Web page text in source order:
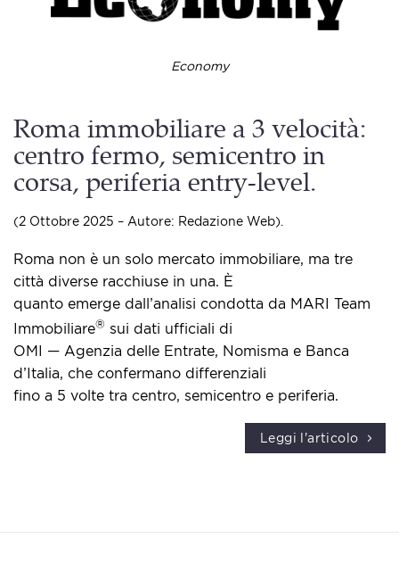
Economy
Roma immobiliare a 3 velocità:
centro fermo, semicentro in
corsa, periferia entry-level.
(2 Ottobre 2025 – Autore: Redazione Web).
Roma non è un solo mercato immobiliare, ma tre
città diverse racchiuse in una. È
quanto emerge dall’analisi condotta da MARI Team
Immobiliare® sui dati ufficiali di
OMI — Agenzia delle Entrate, Nomisma e Banca
d’Italia, che confermano differenziali
fino a 5 volte tra centro, semicentro e periferia.
Leggi l'articolo